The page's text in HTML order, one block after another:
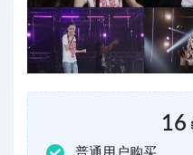
16